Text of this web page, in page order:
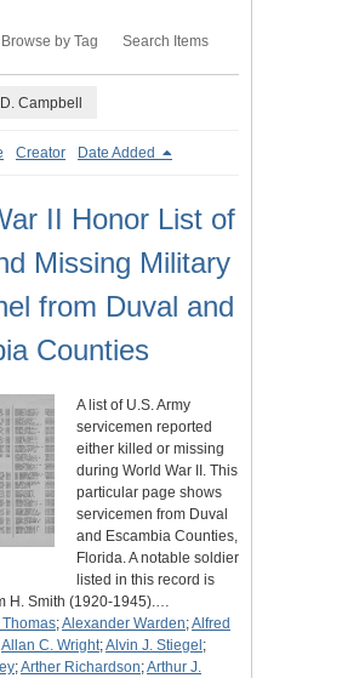
Browse by Tag Search Items
Campbell
Creator Date Added
II Honor List of
Missing Military
from Duval and
Counties
A list of U.S. Army
servicemen reported
either killed or missing
during World War II. This
particular page shows
servicemen from Duval
and Escambia Counties,
Florida. A notable soldier
listed in this record is
H. Smith (1920-1945).…
;Alexander Warden;Alfred
Allan C. Wright;Alvin J. Stiegel ;
;Arther Richardson;Arthur J.